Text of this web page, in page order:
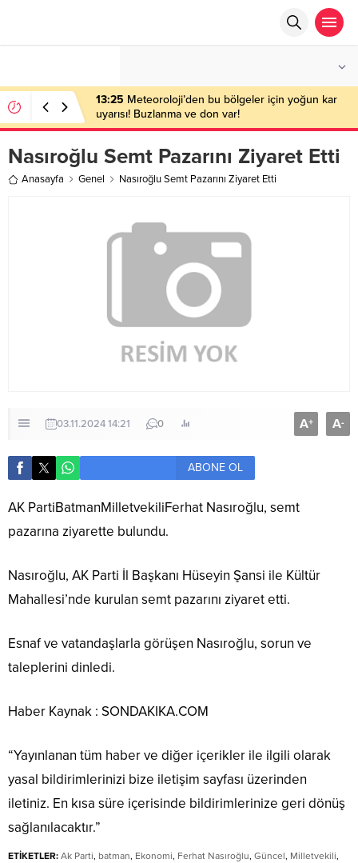
13:25 Meteoroloji’den bu bölgeler için yoğun kar
uyarısı! Buzlanma ve don var!
Nasıroğlu Semt Pazarını Ziyaret Etti
Anasayfa Genel Nasıroğlu Semt Pazarını Ziyaret Etti
03.11.2024 14:21 0 A+ A-
ABONE OL
AK PartiBatmanMilletvekiliFerhat Nasıroğlu, semt
pazarına ziyarette bulundu.
Nasıroğlu, AK Parti İl Başkanı Hüseyin Şansi ile Kültür
Mahallesi’nde kurulan semt pazarını ziyaret etti.
Esnaf ve vatandaşlarla görüşen Nasıroğlu, sorun ve
taleplerini dinledi.
Haber Kaynak : SONDAKIKA.COM
“Yayınlanan tüm haber ve diğer içerikler ile ilgili olarak
yasal bildirimlerinizi bize iletişim sayfası üzerinden
iletiniz. En kısa süre içerisinde bildirimlerinize geri dönüş
sağlanılacaktır.”
ETİKETLER: Ak Parti, batman, Ekonomi, Ferhat Nasıroğlu, Güncel, Milletvekili,